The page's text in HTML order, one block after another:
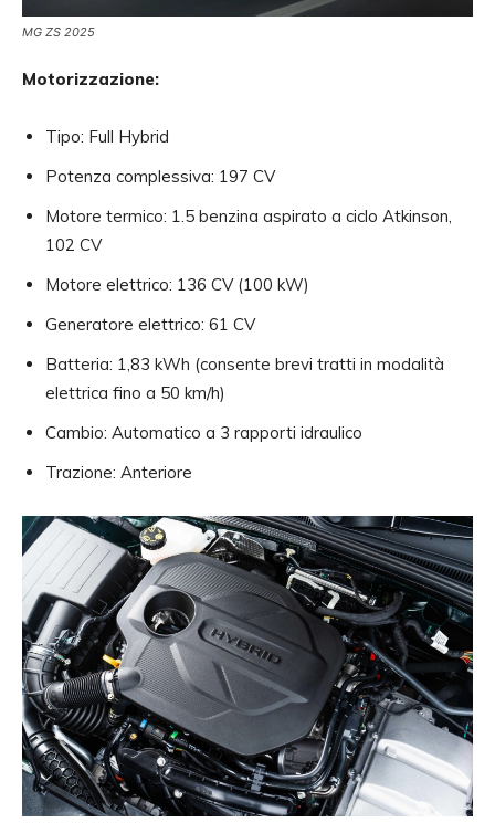
MG ZS 2025
Motorizzazione:
Tipo: Full Hybrid
Potenza complessiva: 197 CV
Motore termico: 1.5 benzina aspirato a ciclo Atkinson,
102 CV
Motore elettrico: 136 CV (100 kW)
Generatore elettrico: 61 CV
Batteria: 1,83 kWh (consente brevi tratti in modalità
elettrica fino a 50 km/h)
Cambio: Automatico a 3 rapporti idraulico
Trazione: Anteriore